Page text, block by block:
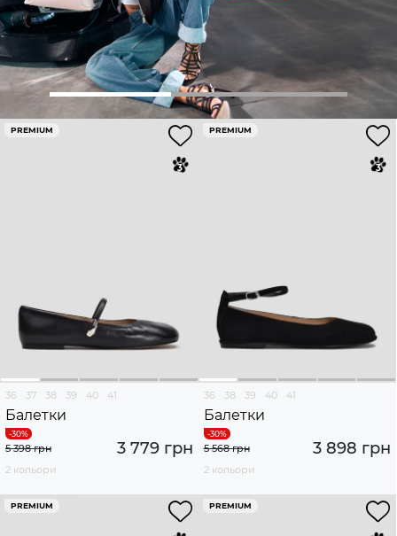
PREMIUM
36 37 38 39 40 41
Балетки
3 779 грн
5 398 грн
2 кольори
PREMIUM
36 38 39 40 41
Балетки
3 898 грн
5 568 грн
2 кольори
PREMIUM PREMIUM